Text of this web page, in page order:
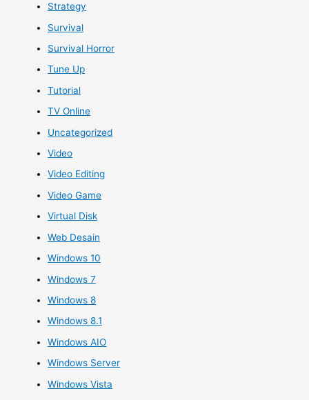
Strategy
Survival
Survival Horror
Tune Up
Tutorial
TV Online
Uncategorized
Video
Video Editing
Video Game
Virtual Disk
Web Desain
Windows 10
Windows 7
Windows 8
Windows 8.1
Windows AIO
Windows Server
Windows Vista